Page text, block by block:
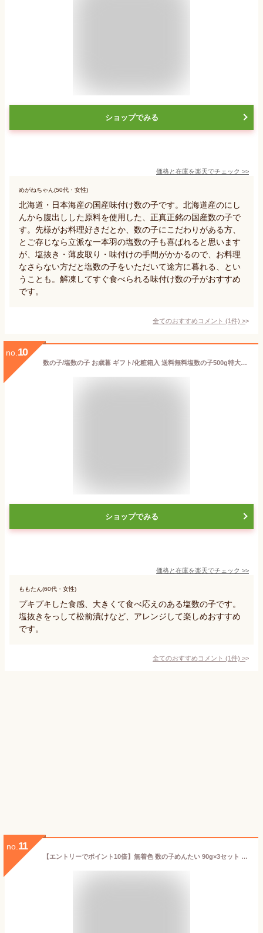
ショップでみる
価格と在庫を楽天でチェック >>
めがねちゃん(50代・女性)
北海道・日本海産の国産味付け数の子です。北海道産のにし
んから腹出しした原料を使用した、正真正銘の国産数の子で
す。先様がお料理好きだとか、数の子にこだわりがある方、
とご存じなら立派な一本羽の塩数の子も喜ばれると思います
が、塩抜き・薄皮取り・味付けの手間がかかるので、お料理
なさらない方だと塩数の子をいただいて途方に暮れる、とい
うことも。解凍してすぐ食べられる味付け数の子がおすすめ
です。
全てのおすすめコメント (1件) >
no. 10
数の子/塩数の子 お歳暮 ギフト/化粧箱入 送料無料塩数の子500g特大(アメリカ・アラスカ産原料,北海道加工)マルイチ 鈴木水産【楽ギフ_のし宛書】/お祝い/味付け/結納/縁起物 おせち料理 おせち 2025 お年賀
ショップでみる
価格と在庫を楽天でチェック >>
ももたん(60代・女性)
プキプキした食感、大きくて食べ応えのある塩数の子です。
塩抜きをっして松前漬けなど、アレンジして楽しめおすすめ
です。
全てのおすすめコメント (1件) >
no. 11
【エントリーでポイント10倍】無着色 数の子めんたい 90g×3セット 和え物 ご飯のお供 そのまま 数の子 かずのこ 送料無料 ／ 福さ屋 明太子 辛子明太子 おつまみ 晩酌 福岡 博多 土産 ギフト 贈り物 父の日 お中元 御中元 お歳暮 【公式ストア】